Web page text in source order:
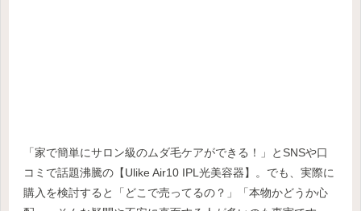
「家で簡単にサロン級のムダ毛ケアができる！」とSNSや口
コミで話題沸騰の【Ulike Air10 IPL光美容器】。でも、実際に
購入を検討すると「どこで売ってるの？」「本物かどうか心